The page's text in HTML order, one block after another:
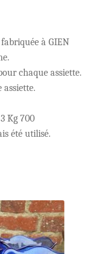
à GIEN
chaque assiette.
assiette.
Kg 700
été utilisé.